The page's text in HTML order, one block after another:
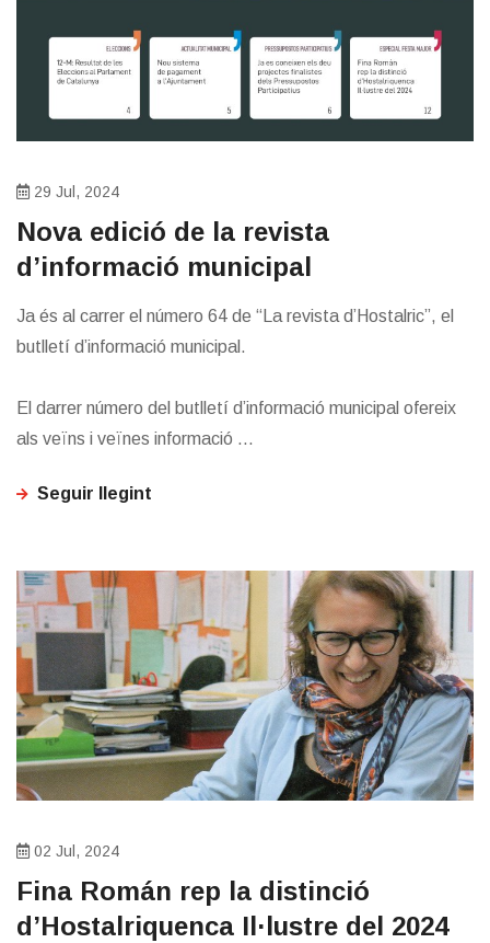
29 Jul, 2024
Nova edició de la revista
d’informació municipal
Ja és al carrer el número 64 de “La revista d’Hostalric”, el
butlletí d’informació municipal.
El darrer número del butlletí d’informació municipal ofereix
als veïns i veïnes informació ...
Seguir llegint
02 Jul, 2024
​Fina Román rep la distinció
d’Hostalriquenca Il·lustre del 2024